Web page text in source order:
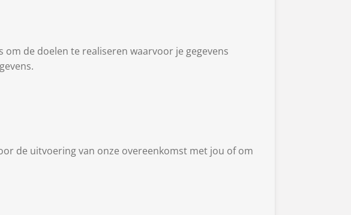
de doelen te realiseren waarvoor je gegevens
de uitvoering van onze overeenkomst met jou of om